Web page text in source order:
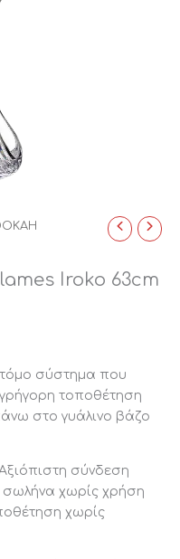
Iroko 63cm
σύστημα που
γρήγορη τοποθέτηση
στο γυάλινο βάζο
σύνδεση
σωλήνα χωρίς χρήση
χωρίς